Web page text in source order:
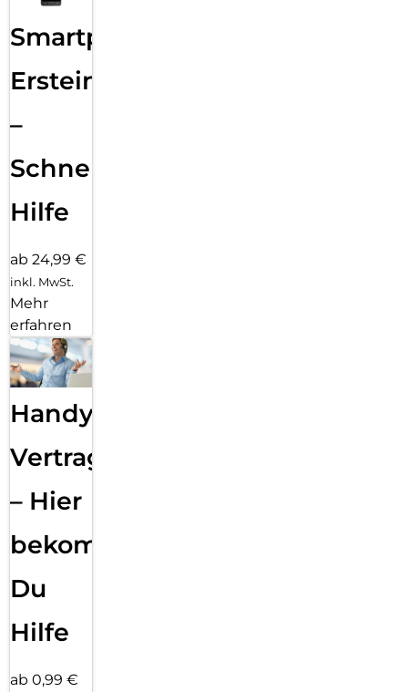
Smartphone
Ersteinrichtung
–
Schnelle
Hilfe
ab 24,99 €
inkl. MwSt.
Mehr
erfahren
Handy
Vertragsabwicklung
– Hier
bekommst
Du
Hilfe
ab 0,99 €